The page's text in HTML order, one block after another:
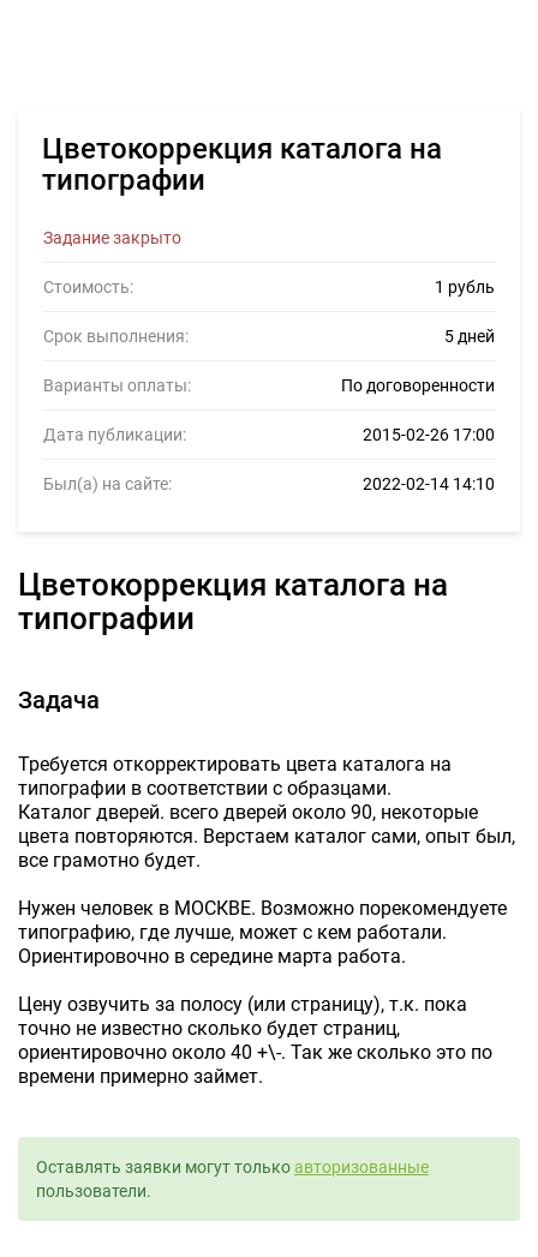
Цветокоррекция каталога на
типографии
Задание закрыто
Стоимость: 1 рубль
Срок выполнения: 5 дней
Варианты оплаты: По договоренности
Дата публикации: 2015-02-26 17:00
Был(а) на сайте: 2022-02-14 14:10
Цветокоррекция каталога на
типографии
Задача
Требуется откорректировать цвета каталога на
типографии в соответствии с образцами.
Каталог дверей. всего дверей около 90, некоторые
цвета повторяются. Верстаем каталог сами, опыт был,
все грамотно будет.
Нужен человек в МОСКВЕ. Возможно порекомендуете
типографию, где лучше, может с кем работали.
Ориентировочно в середине марта работа.
Цену озвучить за полосу (или страницу), т.к. пока
точно не известно сколько будет страниц,
ориентировочно около 40 +\-. Так же сколько это по
времени примерно займет.
Оставлять заявки могут толькоавторизованные
пользователи.